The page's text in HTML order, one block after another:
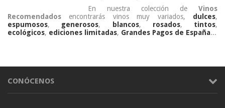
En nuestra colección de Vinos
Recomendados encontrarás vinos muy variados, dulces,
espumosos, generosos, blancos, rosados, tintos,
ecológicos, ediciones limitadas, Grandes Pagos de España...
CONÓCENOS